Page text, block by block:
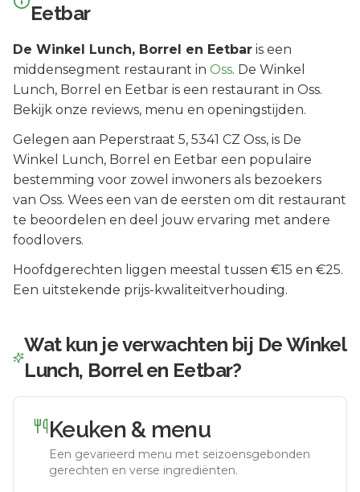
Eetbar
De Winkel Lunch, Borrel en Eetbar is een
middensegment restaurant in Oss. De Winkel
Lunch, Borrel en Eetbar is een restaurant in Oss.
Bekijk onze reviews, menu en openingstijden.
Gelegen aan Peperstraat 5, 5341 CZ Oss, is De
Winkel Lunch, Borrel en Eetbar een populaire
bestemming voor zowel inwoners als bezoekers
van Oss. Wees een van de eersten om dit restaurant
te beoordelen en deel jouw ervaring met andere
foodlovers.
Hoofdgerechten liggen meestal tussen €15 en €25.
Een uitstekende prijs-kwaliteitverhouding.
Wat kun je verwachten bij De Winkel
Lunch, Borrel en Eetbar?
Keuken & menu
Een gevarieerd menu met seizoensgebonden
gerechten en verse ingrediënten.